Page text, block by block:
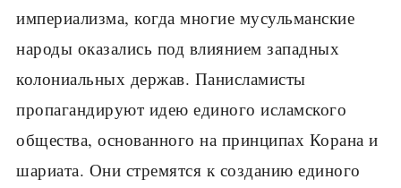
империализма, когда многие мусульманские
народы оказались под влиянием западных
колониальных держав. Панисламисты
пропагандируют идею единого исламского
общества, основанного на принципах Корана и
шариата. Они стремятся к созданию единого